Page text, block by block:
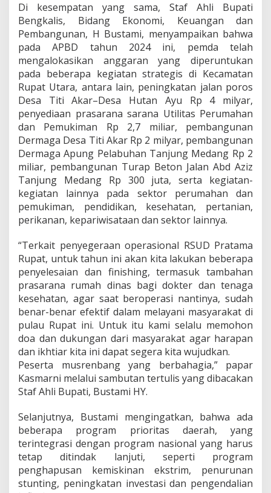
Di kesempatan yang sama, Staf Ahli Bupati
Bengkalis, Bidang Ekonomi, Keuangan dan
Pembangunan, H Bustami, menyampaikan bahwa
pada APBD tahun 2024 ini, pemda telah
mengalokasikan anggaran yang diperuntukan
pada beberapa kegiatan strategis di Kecamatan
Rupat Utara, antara lain, peningkatan jalan poros
Desa Titi Akar–Desa Hutan Ayu Rp 4 milyar,
penyediaan prasarana sarana Utilitas Perumahan
dan Pemukiman Rp 2,7 miliar, pembangunan
Dermaga Desa Titi Akar Rp 2 milyar, pembangunan
Dermaga Apung Pelabuhan Tanjung Medang Rp 2
miliar, pembangunan Turap Beton Jalan Abd Aziz
Tanjung Medang Rp 300 juta, serta kegiatan-
kegiatan lainnya pada sektor perumahan dan
pemukiman, pendidikan, kesehatan, pertanian,
perikanan, kepariwisataan dan sektor lainnya.
“Terkait penyegeraan operasional RSUD Pratama
Rupat, untuk tahun ini akan kita lakukan beberapa
penyelesaian dan finishing, termasuk tambahan
prasarana rumah dinas bagi dokter dan tenaga
kesehatan, agar saat beroperasi nantinya, sudah
benar-benar efektif dalam melayani masyarakat di
pulau Rupat ini. Untuk itu kami selalu memohon
doa dan dukungan dari masyarakat agar harapan
dan ikhtiar kita ini dapat segera kita wujudkan.
Peserta musrenbang yang berbahagia,” papar
Kasmarni melalui sambutan tertulis yang dibacakan
Staf Ahli Bupati, Bustami HY.
Selanjutnya, Bustami mengingatkan, bahwa ada
beberapa program prioritas daerah, yang
terintegrasi dengan program nasional yang harus
tetap ditindak lanjuti, seperti program
penghapusan kemiskinan ekstrim, penurunan
stunting, peningkatan investasi dan pengendalian